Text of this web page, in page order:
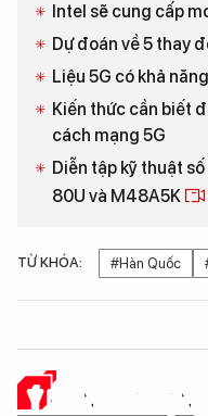
Intel sẽ cung cấp
Dự đoán về 5 thay
Liệu 5G có khả
Kiến thức cần biết
cách mạng 5G
Diễn tập kỹ thuật
80U và M48A5K
TỪ KHÓA: #Hàn Quốc
Ý KIẾN CỦA BẠN